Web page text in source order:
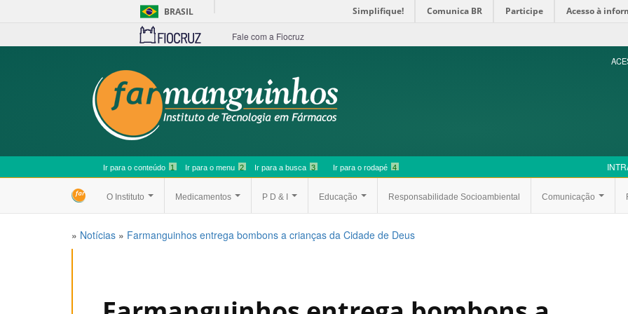
BRASIL Simplifique! Comunica BR Participe Acesso à
Fale com a Fiocruz
Ir para o conteúdo 1 Ir para o menu 2 Ir para a busca 3 Ir para o rodapé 4
O Instituto Medicamentos P D & I Educação Responsabilidade Socioambiental Comunicação
» Notícias » Farmanguinhos entrega bombons a crianças da Cidade de Deus